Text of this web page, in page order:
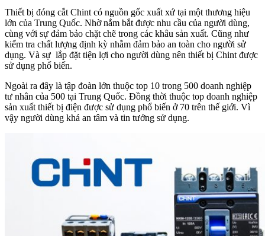
Thiết bị đóng cắt Chint có nguồn gốc xuất xứ tại một thương hiệu
lớn của Trung Quốc. Nhờ nắm bắt được nhu cầu của người dùng,
cùng với sự đảm bảo chặt chẽ trong các khâu sản xuất. Cũng như
kiểm tra chất lượng định kỳ nhằm đảm bảo an toàn cho người sử
dụng. Và sự lắp đặt tiện lợi cho người dùng nên thiết bị Chint được
sử dụng phổ biến.
Ngoài ra đây là tập đoàn lớn thuộc top 10 trong 500 doanh nghiệp
tư nhân của 500 tại Trung Quốc. Đồng thời thuộc top doanh nghiệp
sản xuất thiết bị điện được sử dụng phổ biến ở 70 trên thế giới. Vì
vậy người dùng khá an tâm và tin tưởng sử dụng.